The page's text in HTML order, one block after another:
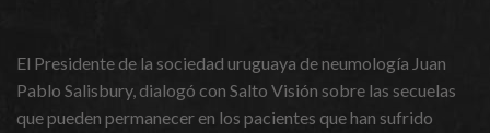
El Presidente de la sociedad uruguaya de neumología Juan
Pablo Salisbury, dialogó con Salto Visión sobre las secuelas
que pueden permanecer en los pacientes que han sufrido